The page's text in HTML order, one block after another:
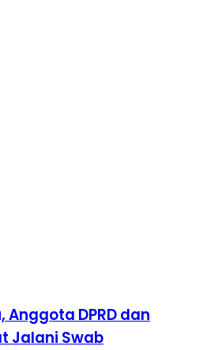
DPRD dan
Jalani Swab